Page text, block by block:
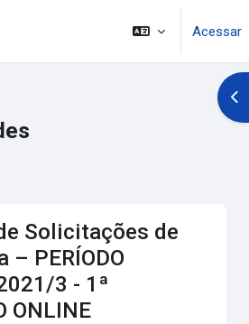
Acessar
Solicitações de
– PERÍODO
3 - 1ª
ONLINE